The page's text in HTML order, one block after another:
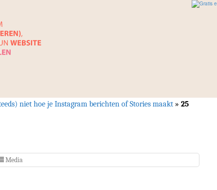
niet hoe je Instagram berichten of Stories maakt » 25
Media